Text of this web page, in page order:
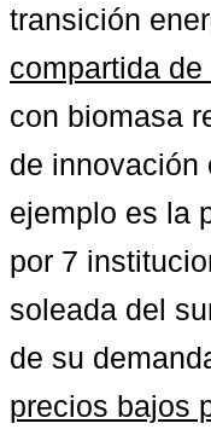
transición
compartida de
con biomasa
de innovación
ejemplo es la
por 7
soleada del
precios bajos